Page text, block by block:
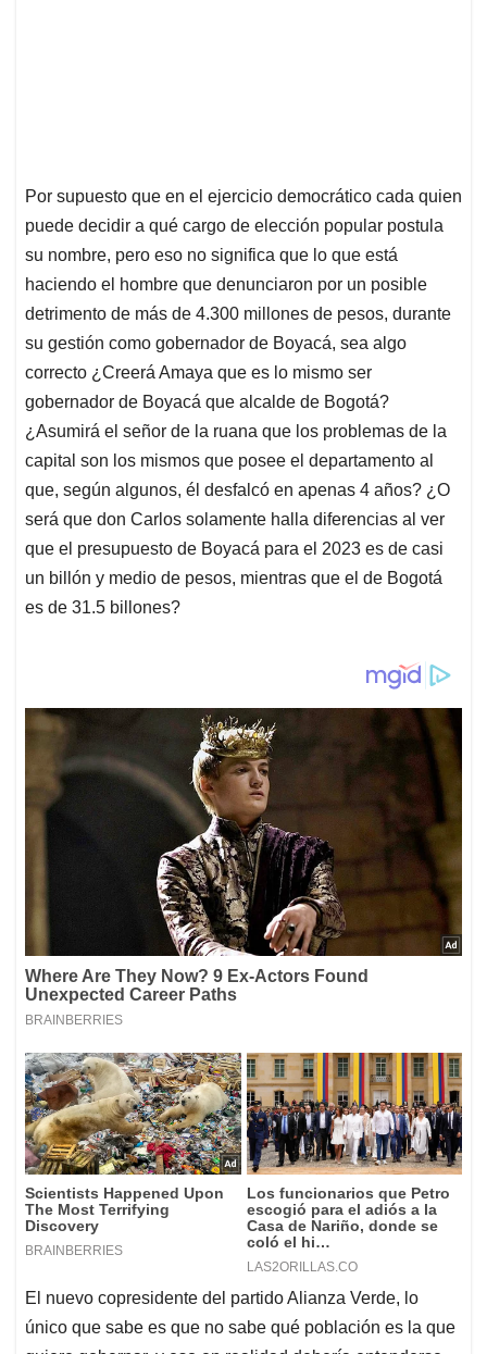
Por supuesto que en el ejercicio democrático cada quien
puede decidir a qué cargo de elección popular postula
su nombre, pero eso no significa que lo que está
haciendo el hombre que denunciaron por un posible
detrimento de más de 4.300 millones de pesos, durante
su gestión como gobernador de Boyacá, sea algo
correcto ¿Creerá Amaya que es lo mismo ser
gobernador de Boyacá que alcalde de Bogotá?
¿Asumirá el señor de la ruana que los problemas de la
capital son los mismos que posee el departamento al
que, según algunos, él desfalcó en apenas 4 años? ¿O
será que don Carlos solamente halla diferencias al ver
que el presupuesto de Boyacá para el 2023 es de casi
un billón y medio de pesos, mientras que el de Bogotá
es de 31.5 billones?
El nuevo copresidente del partido Alianza Verde, lo
único que sabe es que no sabe qué población es la que